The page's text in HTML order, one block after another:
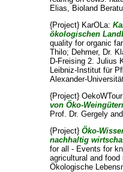
Elias, Bioland
{Project} KarOLa:
ökologischen
quality for organic
Thilo; Dehmer, Dr.
D-Freising 2. Julius
Leibniz-Institut für
Alexander-
{Project}
von Öko-
Prof. Dr. Gergely
{Project}Öko-
nachhaltig
for all - Events for
agricultural and
Ökologische